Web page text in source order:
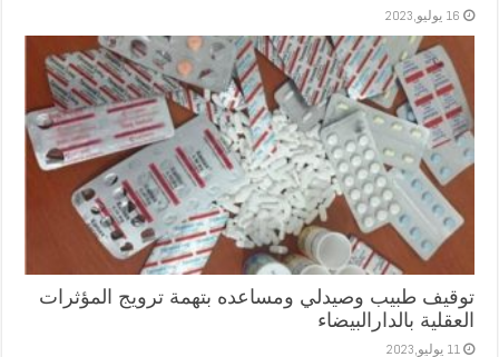
16 يوليو,2023
توقيف طبيب وصيدلي ومساعده بتهمة ترويج المؤثرات
العقلية بالدارالبيضاء
11 يوليو,2023